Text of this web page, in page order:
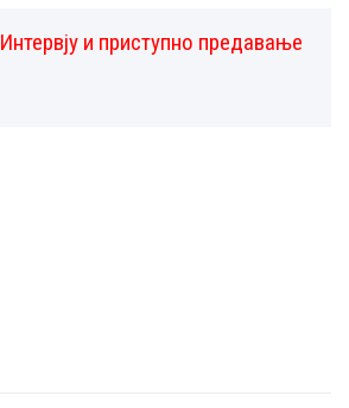
Интервју и приступно предавање